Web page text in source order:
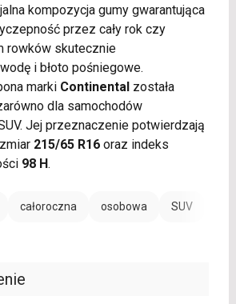
kompozycja gumy gwarantująca
przez cały rok czy
rowków skutecznie
i błoto pośniegowe.
marki Continentalzostała
dla samochodów
Jej przeznaczenie potwierdzają
215/65 R16oraz indeks
98 H.
całoroczna osobowa SUV